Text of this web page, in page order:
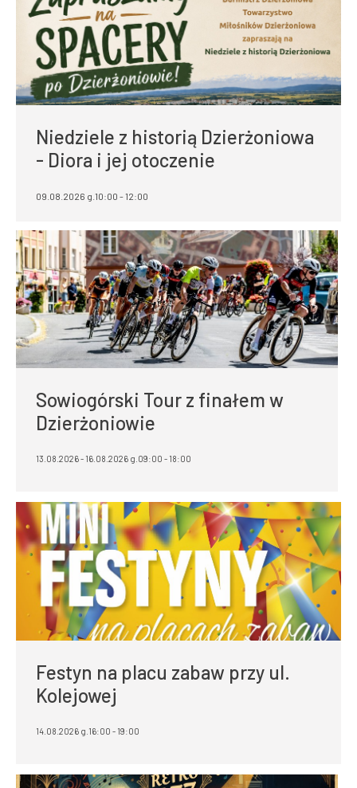
Niedziele z historią Dzierżoniowa
- Diora i jej otoczenie
09.08.2026 g.10:00 - 12:00
Sowiogórski Tour z finałem w
Dzierżoniowie
13.08.2026 - 16.08.2026 g.09:00 - 18:00
Festyn na placu zabaw przy ul.
Kolejowej
14.08.2026 g.16:00 - 19:00